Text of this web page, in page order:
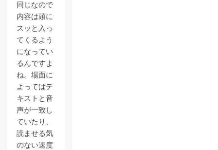
同じなので
内容は頭に
スッと入っ
てくるよう
になってい
るんですよ
ね。場面に
よってはテ
キストと音
声が一致し
ていたり、
読ませる気
のない速度